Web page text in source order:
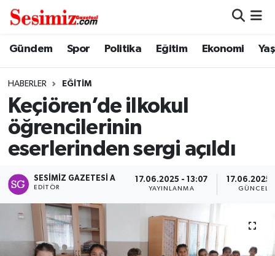
Gündem Spor Politika Eğitim Ekonomi
HABERLER EĞITIM
Keçiören’de ilkokul
öğrencilerinin
eserlerinden sergi açıldı
SESIMIZ GAZETESI A
EDITÖR
17.06.2025 - 13:07
YAYINLANMA
17.06.2025
Dünya
Ekonomi
Genel
Gündem
Magazin
Politika
Nöbetçi Eczaneler
Hava Durumu
Namaz Vakitleri
Trafik Durumu
Süper Lig Puan Durumu ve Fikstür
Tüm Manşetler
Son Dakika Haberleri